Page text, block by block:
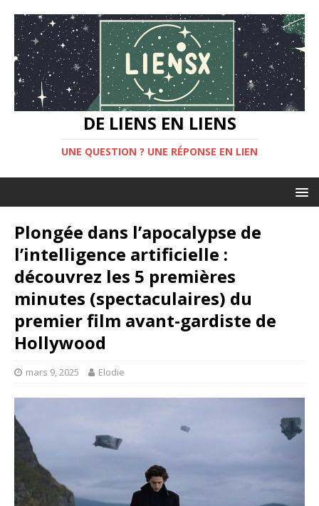
DE LIENS EN LIENS
UNE QUESTION ? UNE RÉPONSE EN LIEN
Plongée dans l’apocalypse de
l’intelligence artificielle :
découvrez les 5 premières
minutes (spectaculaires) du
premier film avant-gardiste de
Hollywood
mars 9, 2025 Elodie